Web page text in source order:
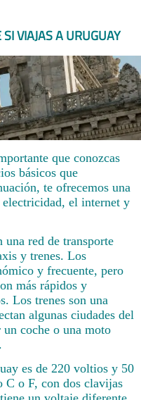
VIAJAS A URUGUAY
que conozcas
básicos que
te ofrecemos una
el internet y
una red de transporte
y trenes. Los
y frecuente, pero
más rápidos y
Los trenes son una
algunas ciudades del
coche o una moto
es de 220 voltios y 50
C o F, con dos clavijas